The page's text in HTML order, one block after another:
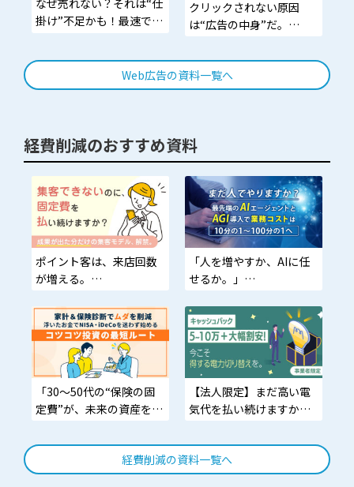
なぜ売れない？それは“仕
掛け”不足かも！最速で成
クリックされない原因
は“広告の中身”だ。
ストで惹きつけ、アニメ
で離脱させない。
Web広告の資料一覧へ
経費削減のおすすめ資料
ポイント客は、来店回数
が増える。
ポイントを多く持つユー
ザーが“いつもより使
う”設計。来店頻度UP＋
客単価UPまで狙える集客
導線。
「人を増やすか、AIに任
せるか。」
の利益構造は一変する。
次の勝者は、“導入した企
業”だけです。
「30〜50代の“保険の固
定費”が、未来の資産を奪
保険のムダを削れない人
ほど、NISAで遠回りす
【法人限定】まだ高い電
気代を払い続けますか？
費削減＋5～10万円キャッ
シュバック。
経費削減の資料一覧へ